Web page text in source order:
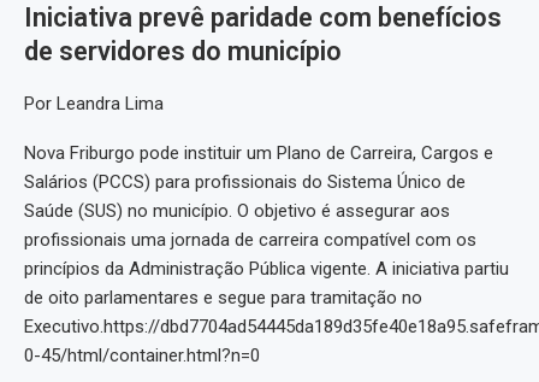
Iniciativa prevê paridade com benefícios
de servidores do município
Por Leandra Lima
Nova Friburgo pode instituir um Plano de Carreira, Cargos e
Salários (PCCS) para profissionais do Sistema Único de
Saúde (SUS) no município. O objetivo é assegurar aos
profissionais uma jornada de carreira compatível com os
princípios da Administração Pública vigente. A iniciativa partiu
de oito parlamentares e segue para tramitação no
Executivo.https://
0-45/html/container.html?n=0